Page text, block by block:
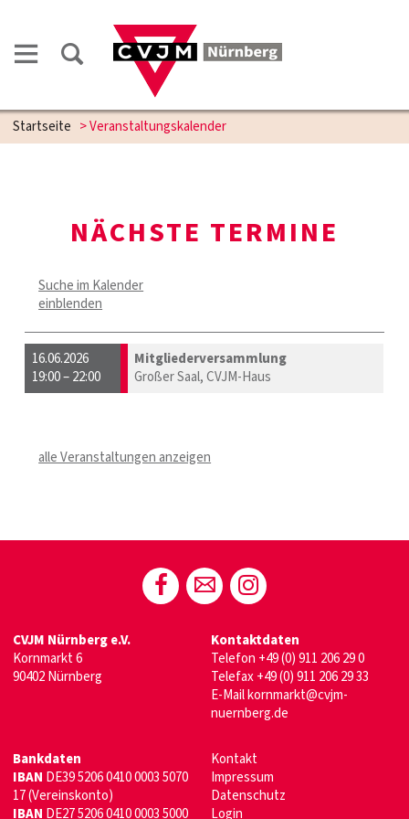
Startseite > Veranstaltungskalender
NÄCHSTE TERMINE
Suche im Kalender
einblenden
16.06.2026
19:00 – 22:00
Mitgliederversammlung
Großer Saal, CVJM-Haus
alle Veranstaltungen anzeigen
CVJM Nürnberg e.V.
Kornmarkt 6
90402 Nürnberg
Kontaktdaten
Telefon +49 (0) 911 206 29 0
Telefax +49 (0) 911 206 29 33
E-Mailkornmarkt@cvjm-
nuernberg.de
Bankdaten
IBAN DE39 5206 0410 0003 5070
17 (Vereinskonto)
IBAN DE27 5206 0410 0003 5000
Kontakt
Impressum
Datenschutz
Login